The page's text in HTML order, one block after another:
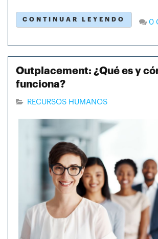
CONTINUAR LEYENDO 0
Outplacement: ¿Qué es y
funciona?
RECURSOS HUMANOS